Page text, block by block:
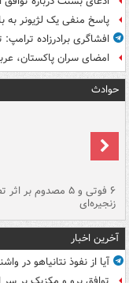
پاسخ منفی یک لژیونر به
افشاگری برادرزاده
امضای سران پاکستان،
حوادث
۶ فوتی و ۵ مصدوم بر
زنجیره‌ای
آخرین اخبار
آیا از نفوذ نتانیاهو در